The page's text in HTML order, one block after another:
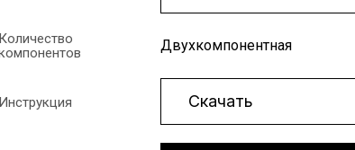
Количество
Двухкомпонентная
Инструкция Скачать